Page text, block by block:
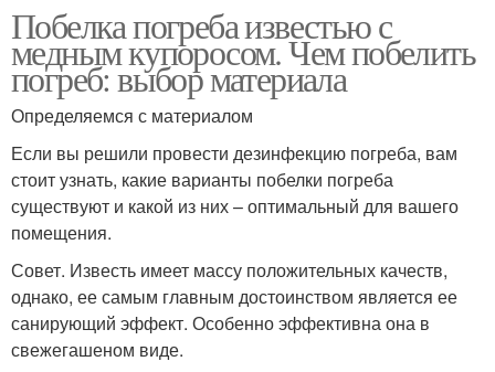
Побелка погреба известью с
медным купоросом. Чем побелить
погреб: выбор материала
Определяемся с материалом
Если вы решили провести дезинфекцию погреба, вам
стоит узнать, какие варианты побелки погреба
существуют и какой из них – оптимальный для вашего
помещения.
Совет. Известь имеет массу положительных качеств,
однако, ее самым главным достоинством является ее
санирующий эффект. Особенно эффективна она в
свежегашеном виде.